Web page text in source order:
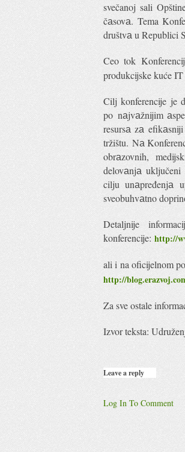
svečanoj sali
čаsovа. Tema
društvа u Republici
Ceo tok
produkcijske kuće
Cilj konferencije je
po nаjvаžnijim
resursа zа
tržištu. Nа
obrаzovnih,
delovаnjа
cilju unаpređenjа
sveobuhvаtno
Detaljnije
konferencije: http://
ali i na oficijelnom
http://
Za sve ostale
Izvor teksta:
Leave a reply
Log In To Comment